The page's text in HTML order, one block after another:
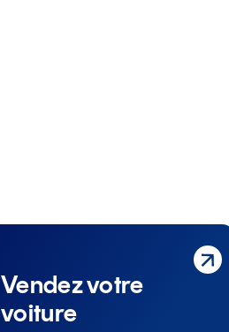
Vendez votre
voiture